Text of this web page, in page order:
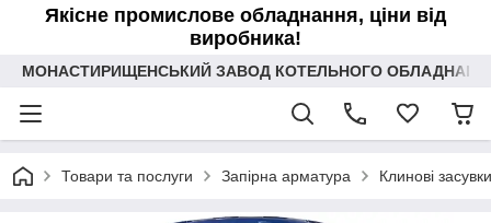
Якісне промислове обладнання, ціни від
виробника!
МОНАСТИРИЩЕНСЬКИЙ ЗАВОД КОТЕЛЬНОГО
Товари та послуги Запірна арматура Клинові засувки